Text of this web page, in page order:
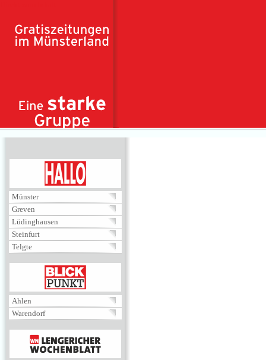
Münster
Greven
Lüdinghausen
Steinfurt
Telgte
BLICKPUNKT
Ahlen
Warendorf
MENÜ